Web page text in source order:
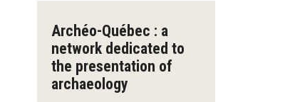
Archéo-Québec : a
network dedicated to
the presentation of
archaeology